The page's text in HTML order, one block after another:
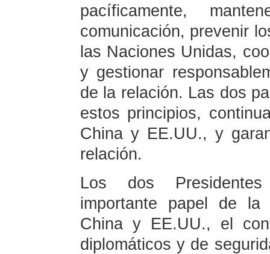
pacíficamente,
comunicación, prevenir
las Naciones Unidas,
y gestionar
de la relación. Las dos
estos principios,
China y EE.UU., y
relación.
Los dos
importante papel de la
China y EE.UU., el
diplomáticos y de